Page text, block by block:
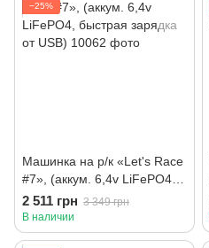
−25%
Машинка на р/к «Let's Race
#7», (аккум. 6,4v LiFePO4,
быстрая зарядка от USB)
2 511 грн 3 349 грн
В наличии